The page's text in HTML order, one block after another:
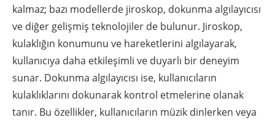
kalmaz; bazı modellerde jiroskop, dokunma algılayıcısı
ve diğer gelişmiş teknolojiler de bulunur. Jiroskop,
kulaklığın konumunu ve hareketlerini algılayarak,
kullanıcıya daha etkileşimli ve duyarlı bir deneyim
sunar. Dokunma algılayıcısı ise, kullanıcıların
kulaklıklarını dokunarak kontrol etmelerine olanak
tanır. Bu özellikler, kullanıcıların müzik dinlerken veya